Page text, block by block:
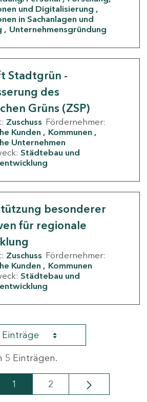
und Digitalisierung
in Sachanlagen und
Unternehmensgründung
Stadtgrün -
des
Grüns (ZSP)
Zuschuss Fördernehmer:
Kunden
Kommunen
Unternehmen
Städtebau und
besonderer
für regionale
Zuschuss Fördernehmer:
Kunden
Kommunen
Städtebau und
Einträge
5 Einträgen.
Seite
1 Seite
2